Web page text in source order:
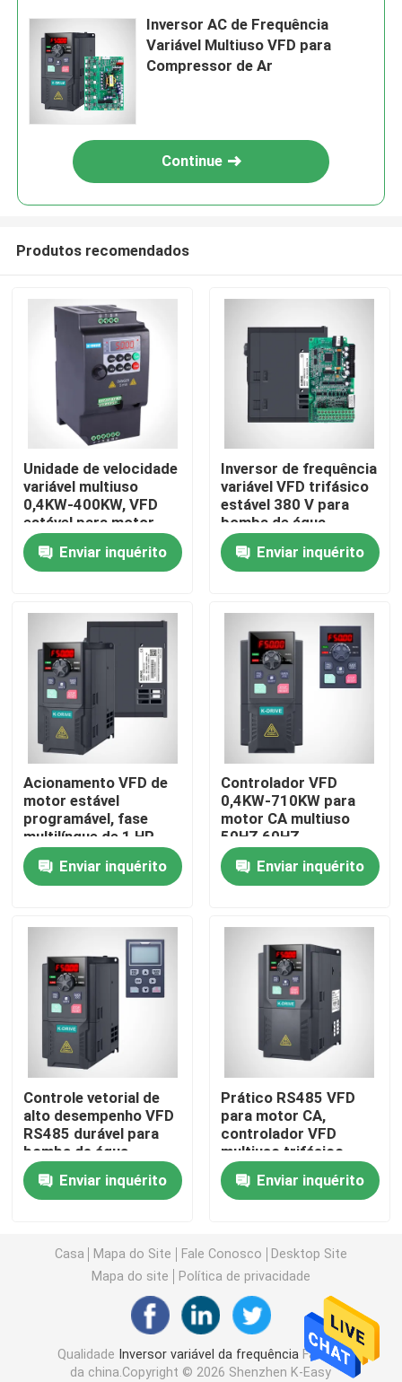
Casa
Produtos
Vídeos
Quem Somos
Fábrica
Controle de Qualidade
Pedir um orçamento
Inversor variável da frequência
Inversor trifásico
movimentação variável da frequência do vfd
Acionador de partida macio do motor
inversor solar da bomba
Tela táctil de HMI
Inversor do elevador
Motor de acionamento servo
Movimentação do motor deslizante
Inversor AC de Frequência
Variável Multiuso VFD para
Compressor de Ar
Continue
Produtos recomendados
Unidade de velocidade
variável multiuso
0,4KW-400KW, VFD
estável para motor
trifásico
Enviar inquérito
Inversor de frequência
variável VFD trifásico
estável 380 V para
bomba de água
Enviar inquérito
Acionamento VFD de
motor estável
programável, fase
multilíngue de 1 HP
VFD3
Enviar inquérito
Controlador VFD
0,4KW-710KW para
motor CA multiuso
50HZ 60HZ
Enviar inquérito
Controle vetorial de
alto desempenho VFD
RS485 durável para
bomba de água
Enviar inquérito
Prático RS485 VFD
para motor CA,
controlador VFD
multiuso trifásico
Enviar inquérito
Casa Mapa do Site Fale Conosco
Desktop Site
Mapa do site
Política de privacidade
Qualidade Inversor variável da frequência Fábrica
da china.Copyright © 2026 Shenzhen K-Easy